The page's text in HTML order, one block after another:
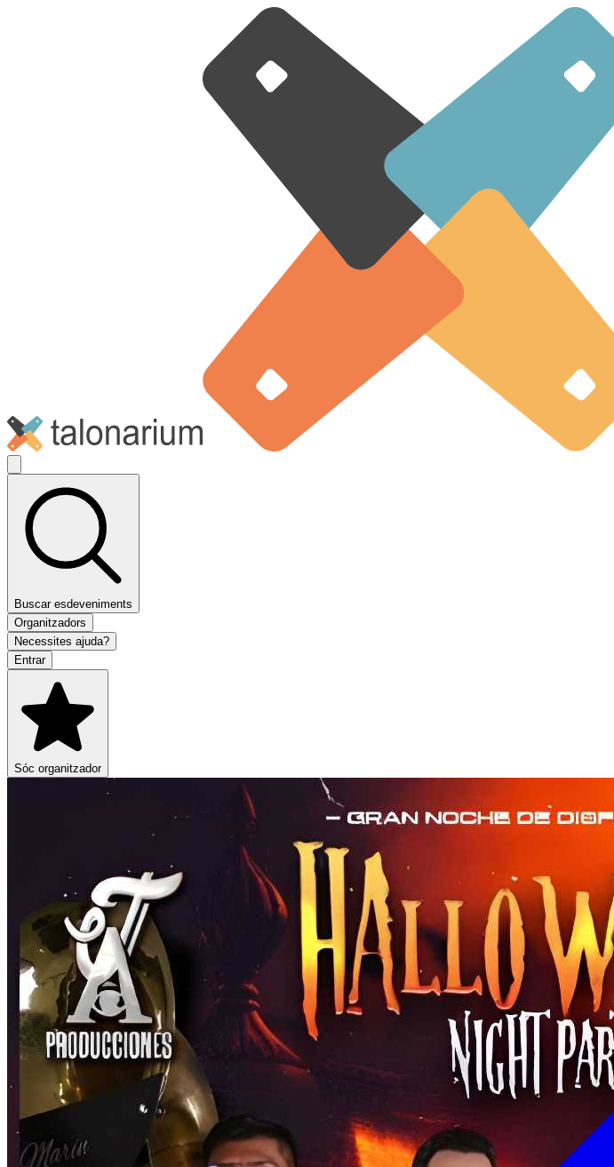
Buscar esdeveniments
Organitzadors
Necessites ajuda?
Entrar
Sóc organitzador